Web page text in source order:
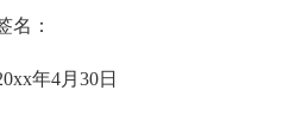
名：
年4月30日